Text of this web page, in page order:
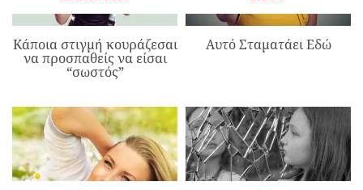
Κάποια στιγμή κουράζεσαι
να προσπαθείς να είσαι
“σωστός”
Αυτό Σταματάει Εδώ